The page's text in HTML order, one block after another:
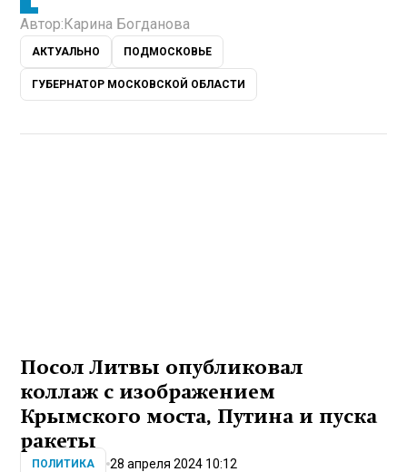
Автор: Карина Богданова
АКТУАЛЬНО ПОДМОСКОВЬЕ
ГУБЕРНАТОР МОСКОВСКОЙ ОБЛАСТИ
Посол Литвы опубликовал
коллаж с изображением
Крымского моста, Путина и пуска
ракеты
ПОЛИТИКА 28 апреля 2024 10:12